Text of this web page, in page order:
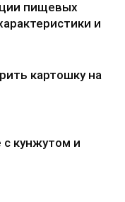
пищевых
и
картошку на
с кунжутом и